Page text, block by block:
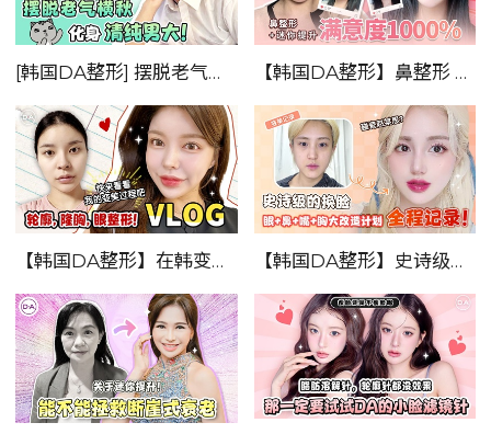
[韩国DA整形] 摆脱老气横秋，化身青春男大！！ 【韩国DA整形】鼻整形 + 迷你提升！——满意度1000%！！！
【韩国DA整形】在韩变身女神——轮廓，隆胸，眼整形VLOG！！！ 【韩国DA整形】史诗级换脸！！！眼+鼻+嘴+胸大改造，全程记录！！小姐姐变美过程~~